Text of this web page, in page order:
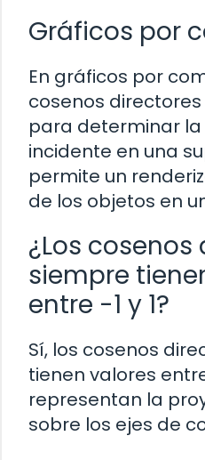
Gráficos por
En gráficos por
cosenos
para determinar la
incidente en una
permite un
de los objetos en
¿Los
siempre
entre -1 y 1?
Sí, los cosenos
tienen valores
representan la
sobre los ejes de